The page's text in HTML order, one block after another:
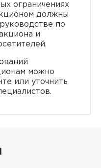
ограничениях
должны
по
и
можно
или уточнить